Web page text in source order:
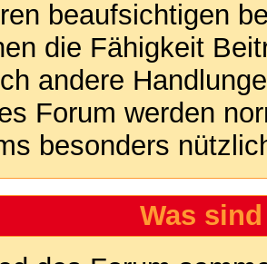
beaufsichtigen
die Fähigkeit
andere
Forum werden
besonders
Was